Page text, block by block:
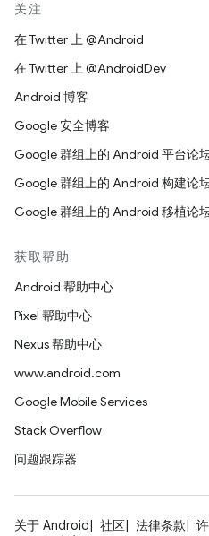
关注
在 Twitter 上 @Android
在 Twitter 上 @AndroidDev
Android 博客
Google 安全博客
Google 群组上的 Android 平台论
Google 群组上的 Android 构建论
Google 群组上的 Android 移植论
获取帮助
Android 帮助中心
Pixel 帮助中心
Nexus 帮助中心
www.android.com
Google Mobile Services
Stack Overflow
问题跟踪器
关于 Android 社区 法律条款